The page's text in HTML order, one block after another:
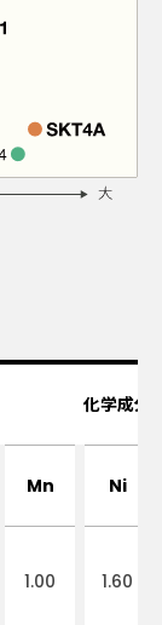
化学成分
Mn Ni
1.00 1.60